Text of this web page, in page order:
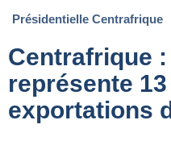
Présidentielle Centrafrique
Centrafrique
représente 13
exportations